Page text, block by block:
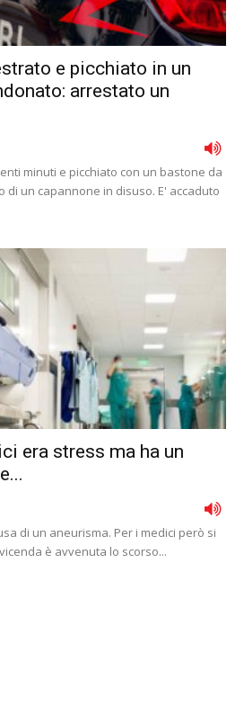
e picchiato in un
arrestato un
minuti e picchiato con un bastone da
di un capannone in disuso. E' accaduto
era stress ma ha un
di un aneurisma. Per i medici però si
è avvenuta lo scorso...